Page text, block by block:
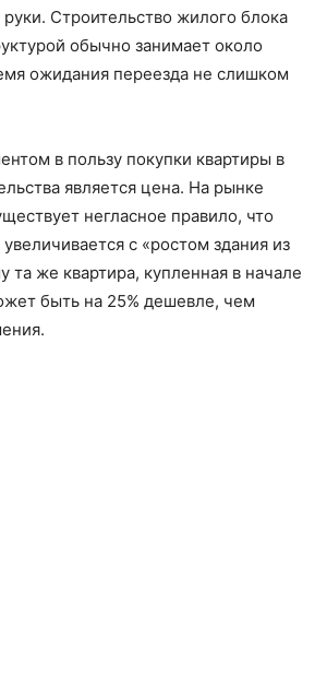
Строительство жилого блока
обычно занимает около
ожидания переезда не слишком
в пользу покупки квартиры в
является цена. На рынке
негласное правило, что
с «ростом здания из
та же квартира, купленная в начале
быть на 25% дешевле, чем